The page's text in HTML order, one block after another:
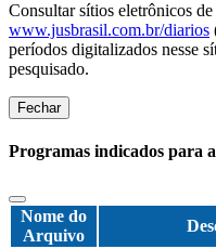
Consultar sítios eletrônicos
www.jusbrasil.com.br/diarios
períodos digitalizados nesse
pesquisado.
Fechar
Programas indicados para
Nome do
Arquivo